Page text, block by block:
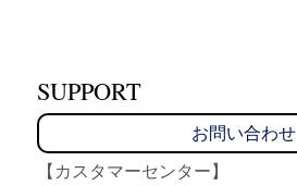
SUPPORT
お問い合わせ
【カスタマーセンター】